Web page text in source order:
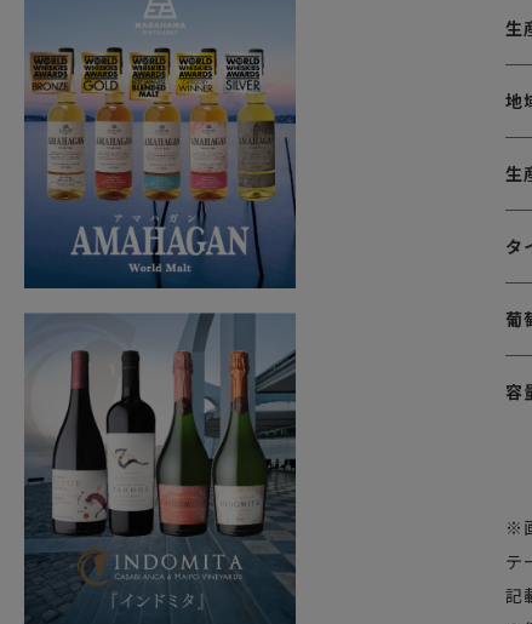
生
地
生
タ
葡
容
※
テ
記